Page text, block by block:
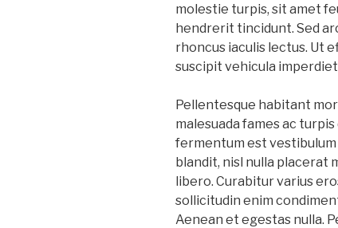
molestie turpis, sit amet
hendrerit tincidunt. Sed
rhoncus iaculis lectus. Ut
suscipit vehicula
Pellentesque habitant
malesuada fames ac
fermentum est vestibulum
blandit, nisl nulla placerat
libero. Curabitur varius
sollicitudin enim
Aenean et egestas nulla.